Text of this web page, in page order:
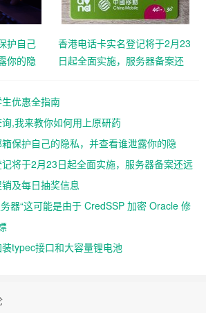
护自己
你的隐
香港电话卡实名登记将于2月23
日起全面实施，服务器备案还
优惠全指南
,我来教你如何用上原研药
保护自己的隐私，并查看谁泄露你的隐
将于2月23日起全面实施，服务器备案还远
及每日抽奖信息
器“这可能是由于 CredSSP 加密 Oracle 修
typec接口和大容量锂电池